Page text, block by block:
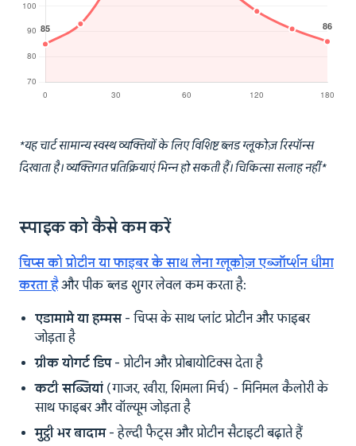
*यह चार्ट सामान्य स्वस्थ व्यक्तियों के लिए विशिष्ट ब्लड ग्लूकोज़ रिस्पॉन्स
दिखाता है। व्यक्तिगत प्रतिक्रियाएं भिन्न हो सकती हैं। चिकित्सा सलाह नहीं*
स्पाइक को कैसे कम करें
चिप्स को प्रोटीन या फाइबर के साथ लेना ग्लूकोज़ एब्जॉर्प्शन धीमा
करता हैऔर पीक ब्लड शुगर लेवल कम करता है:
एडामामे या हम्मस - चिप्स के साथ प्लांट प्रोटीन और फाइबर
जोड़ता है
ग्रीक योगर्ट डिप- प्रोटीन और प्रोबायोटिक्स देता है
कटी सब्जियां (गाजर, खीरा, शिमला मिर्च) - मिनिमल कैलोरी के
साथ फाइबर और वॉल्यूम जोड़ता है
मुट्ठी भर बादाम- हेल्दी फैट्स और प्रोटीन सैटाइटी बढ़ाते हैं